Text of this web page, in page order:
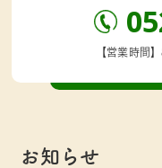
【営業時間
お知らせ